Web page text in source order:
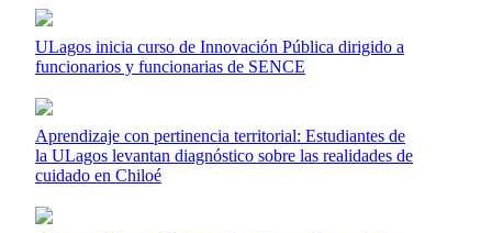
ULagos inicia curso de Innovación Pública dirigido a
funcionarios y funcionarias de SENCE
Aprendizaje con pertinencia territorial: Estudiantes de
la ULagos levantan diagnóstico sobre las realidades de
cuidado en Chiloé